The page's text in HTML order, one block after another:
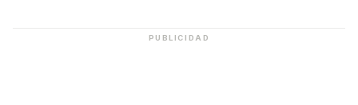
PUBLICIDAD